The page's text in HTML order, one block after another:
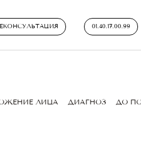
01.40.17.00.99
ЛИЦА ДИАГНОЗ ДО